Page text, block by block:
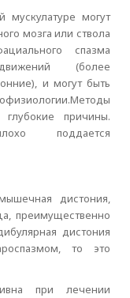
могут
мозга или ствола
спазма
(более
и могут быть
причины.
поддается
дистония,
преимущественно
дистония
то это
при лечении